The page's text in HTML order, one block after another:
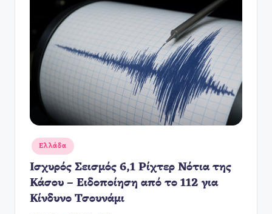
Αναρτήθηκε
σε
Ελλάδα
Ισχυρός Σεισμός 6,1 Ρίχτερ Νότια της
Κάσου – Ειδοποίηση από το 112 για
Κίνδυνο Τσουνάμι